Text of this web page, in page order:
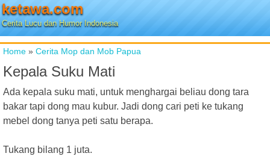
ketawa.com
Cerita Lucu dan Humor Indonesia
Home » Cerita Mop dan Mob Papua
Kepala Suku Mati
Ada kepala suku mati, untuk menghargai beliau dong tara
bakar tapi dong mau kubur. Jadi dong cari peti ke tukang
mebel dong tanya peti satu berapa.
Tukang bilang 1 juta.